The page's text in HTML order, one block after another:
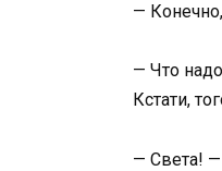
—
— Что
Кстати,
— Света! —